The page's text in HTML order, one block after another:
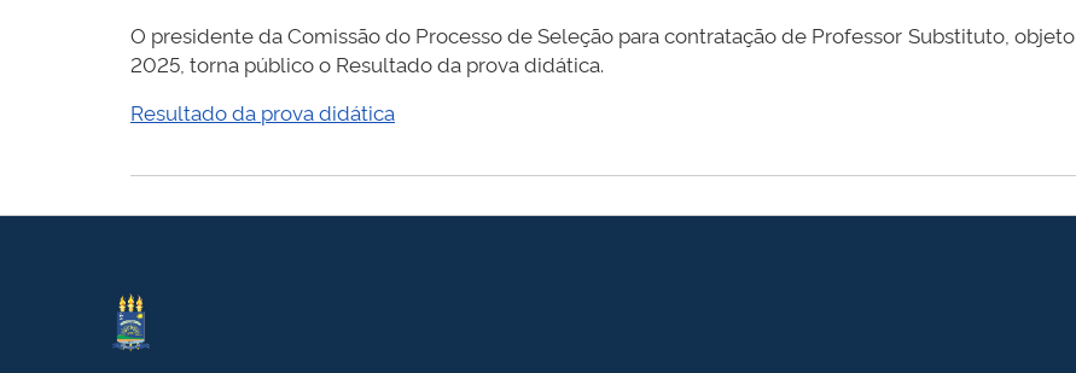
O presidente da Comissão do Processo de Seleção para contratação de Professor Substituto,
2025, torna público o Resultado da prova didática.
Resultado da prova didática